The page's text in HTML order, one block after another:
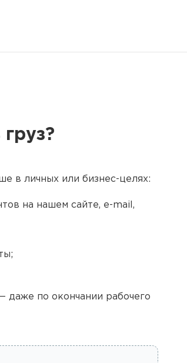
в личных или бизнес-целях:
на нашем сайте, e-mail,
даже по окончании рабочего